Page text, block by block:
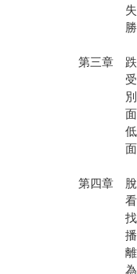
失敗的
勝負
第三章 跌
受了傷
別人對
面對酸
低潮，
面對壓
第四章 脫
看著別
找回比
播下
離開球
為下